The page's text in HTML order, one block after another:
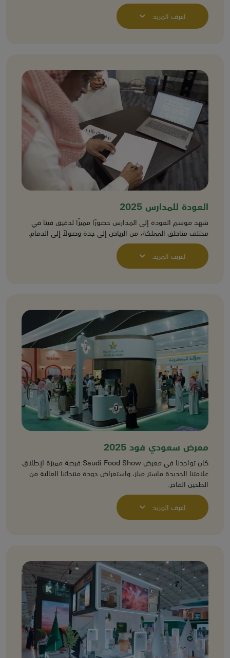
اعرف المزيد
العودة للمدارس 2025
شهد موسم العودة إلى المدارس حضورًا مميزًا لدقيق فينا في
مختلف مناطق المملكة، من الرياض إلى جدة وصولاً إلى الدمام.
اعرف المزيد
معرض سعودي فود 2025
كان تواجدنا في معرض Saudi Food Show فرصة مميزة لإطلاق
علامتنا الجديدة ماستر ميلز، واستعراض جودة منتجاتنا العالية من
الطحين الفاخر.
اعرف المزيد